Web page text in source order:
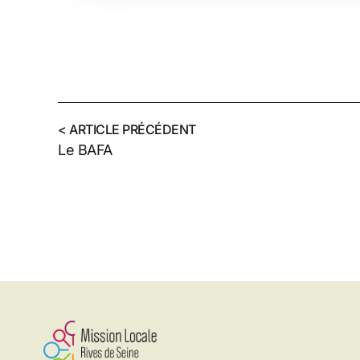
< ARTICLE PRÉCÉDENT
Le BAFA